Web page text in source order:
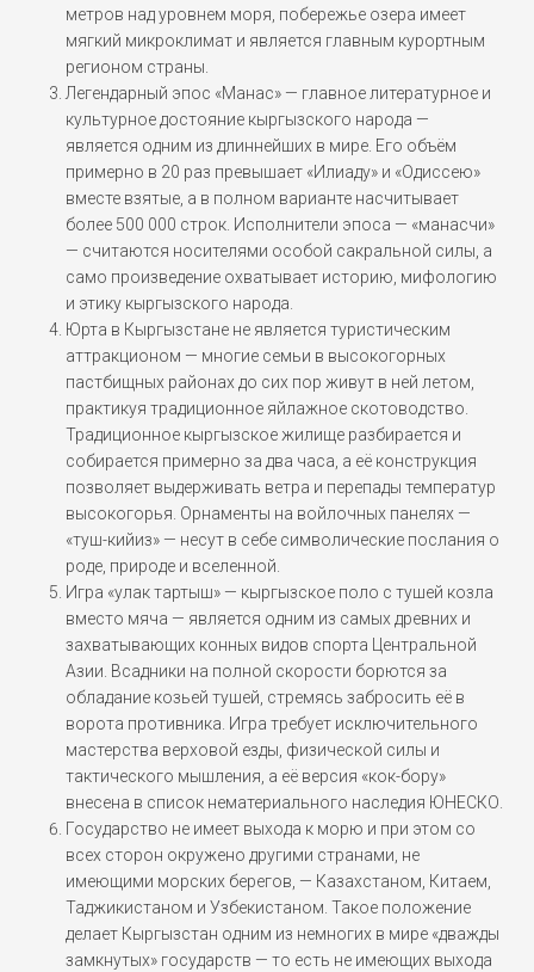
метров над уровнем моря, побережье озера имеет
мягкий микроклимат и является главным курортным
регионом страны.
Легендарный эпос «Манас» — главное литературное и
культурное достояние кыргызского народа —
является одним из длиннейших в мире. Его объём
примерно в 20 раз превышает «Илиаду» и «Одиссею»
вместе взятые, а в полном варианте насчитывает
более 500 000 строк. Исполнители эпоса — «манасчи»
— считаются носителями особой сакральной силы, а
само произведение охватывает историю, мифологию
и этику кыргызского народа.
Юрта в Кыргызстане не является туристическим
аттракционом — многие семьи в высокогорных
пастбищных районах до сих пор живут в ней летом,
практикуя традиционное яйлажное скотоводство.
Традиционное кыргызское жилище разбирается и
собирается примерно за два часа, а её конструкция
позволяет выдерживать ветра и перепады температур
высокогорья. Орнаменты на войлочных панелях —
«туш-кийиз» — несут в себе символические послания о
роде, природе и вселенной.
Игра «улак тартыш» — кыргызское поло с тушей козла
вместо мяча — является одним из самых древних и
захватывающих конных видов спорта Центральной
Азии. Всадники на полной скорости борются за
обладание козьей тушей, стремясь забросить её в
ворота противника. Игра требует исключительного
мастерства верховой езды, физической силы и
тактического мышления, а её версия «кок-бору»
внесена в список нематериального наследия ЮНЕСКО.
Государство не имеет выхода к морю и при этом со
всех сторон окружено другими странами, не
имеющими морских берегов, — Казахстаном, Китаем,
Таджикистаном и Узбекистаном. Такое положение
делает Кыргызстан одним из немногих в мире «дважды
замкнутых» государств — то есть не имеющих выхода